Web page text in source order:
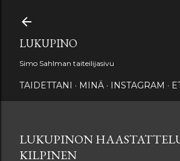
LUKUPINO
Simo Sahlman taiteilijasivu
TAIDETTANI MINÄ INSTAGRAM
LUKUPINON
KILPINEN